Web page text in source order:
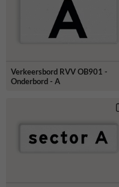
Verkeersbord RVV OB901 -
Onderbord - A